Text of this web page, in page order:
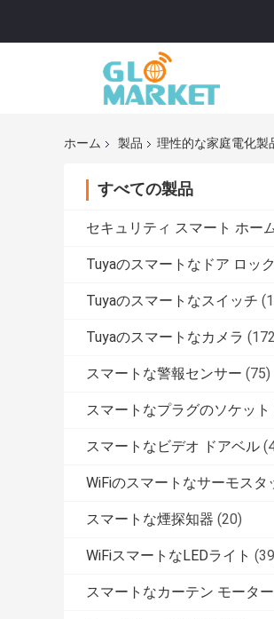
ホーム 製品 理性的な家庭電化製
すべての製品
セキュリティ スマート ホー
Tuyaのスマートなドア ロック
Tuyaのスマートなスイッチ
Tuyaのスマートなカメラ
スマートな警報センサー (75)
スマートなプラグのソケット
スマートなビデオ ドアベル
WiFiのスマートなサーモスタ
スマートな煙探知器 (20)
WiFiスマートなLEDライト
スマートなカーテン モーター